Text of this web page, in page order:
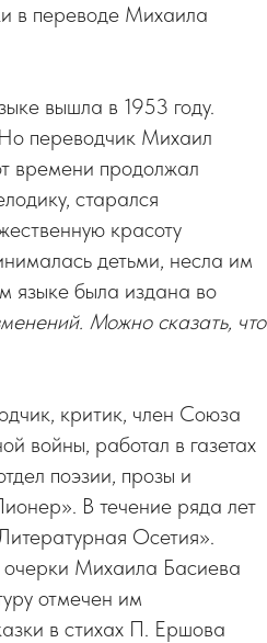
в переводе Михаила
вышла в 1953 году.
переводчик Михаил
времени продолжал
старался
красоту
детьми, несла им
языке была издана во
Можно сказать, что
критик, член Союза
войны, работал в газетах
поэзии, прозы и
В течение ряда лет
Осетия».
Михаила Басиева
отмечен им
в стихах П. Ершова